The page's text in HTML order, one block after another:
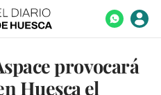
provocará
Huesca el